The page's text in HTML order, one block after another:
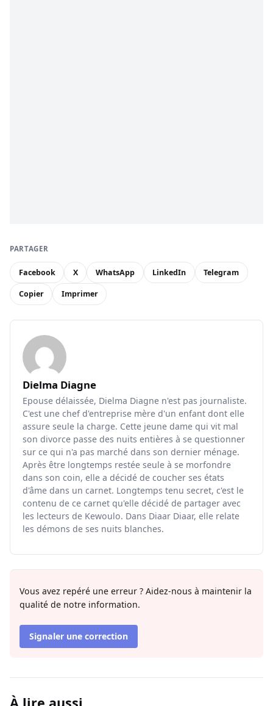
PARTAGER
Facebook X WhatsApp LinkedIn Telegram
Copier Imprimer
Dielma Diagne
Epouse délaissée, Dielma Diagne n'est pas journaliste.
C'est une chef d'entreprise mère d'un enfant dont elle
assure seule la charge. Cette jeune dame qui vit mal
son divorce passe des nuits entières à se questionner
sur ce qui n'a pas marché dans son dernier ménage.
Après être longtemps restée seule à se morfondre
dans son coin, elle a décidé de coucher ses états
d'âme dans un carnet. Longtemps tenu secret, c'est le
contenu de ce carnet qu'elle décidé de partager avec
les lecteurs de Kewoulo. Dans Diaar Diaar, elle relate
les démons de ses nuits blanches.
Vous avez repéré une erreur ? Aidez-nous à maintenir la
qualité de notre information.
Signaler une correction